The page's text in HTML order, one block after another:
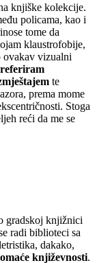
knjiške kolekcije.
policama, kao i
tome da
klaustrofobije,
ovakav vizualni
te
prema mome
Stoga
reći da me se
gradskoj knjižnici
radi biblioteci sa
dakako,
književnosti.